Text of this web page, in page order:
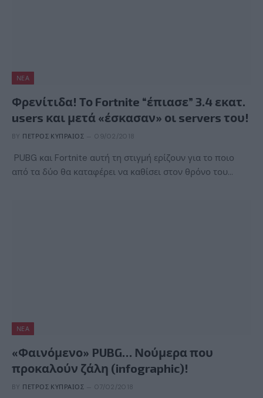
ΝΈΑ
Φρενίτιδα! Το Fortnite “έπιασε” 3.4 εκατ.
users και μετά «έσκασαν» οι servers του!
BY ΠΈΤΡΟΣ ΚΥΠΡΑΊΟΣ 09/02/2018
PUBG και Fortnite αυτή τη στιγμή ερίζουν για το ποιο
από τα δύο θα καταφέρει να καθίσει στον θρόνο του…
ΝΈΑ
«Φαινόμενο» PUBG… Νούμερα που
προκαλούν ζάλη (infographic)!
BY ΠΈΤΡΟΣ ΚΥΠΡΑΊΟΣ 07/02/2018